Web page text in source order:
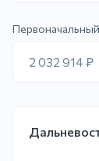
2 032 914 ₽